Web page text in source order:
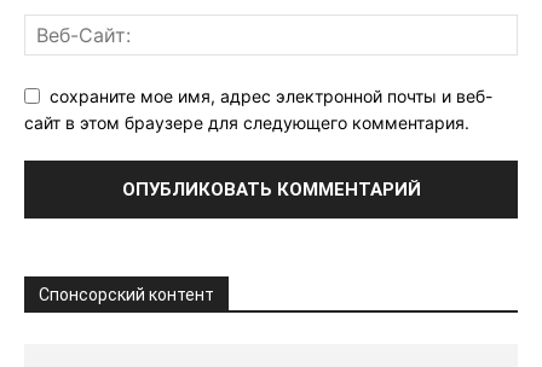
сохраните мое имя, адрес электронной почты и веб-
сайт в этом браузере для следующего комментария.
Спонсорский контент